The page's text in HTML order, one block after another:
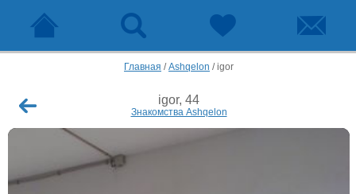
Главная /Ashqelon /igor
igor, 44
Знакомства Ashqelon